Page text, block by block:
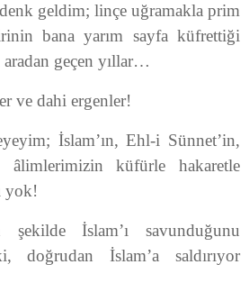
geldim; linçe uğramakla prim
bana yarım sayfa küfrettiği
geçen yıllar…
ve dahi ergenler!
İslam’ın, Ehl-i Sünnet’in,
âlimlerimizin küfürle hakaretle
yok!
İslam’ı savunduğunu
İslam’a saldırıyor